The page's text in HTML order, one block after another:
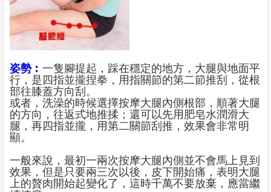
姿勢︰ 一隻腳提起，踩在穩定的地方，大腿與地面平
行，是四指並攏捏拳，用指關節的第二節推刮，從根
部往膝蓋方向刮。
或者，洗澡的時候選擇按摩大腿內側根部，順著大腿
的方向，往返式地推揉；還可以先用肥皂水潤滑大
腿，再四指並攏，用第二關節刮推，效果會非常明
顯。
一般來說，最初一兩次按摩大腿內側並不會馬上見到
效果，但是只要兩三次以後，皮下開始痛，表明大腿
上的贅肉開始起變化了，這時千萬不要放棄，應當繼